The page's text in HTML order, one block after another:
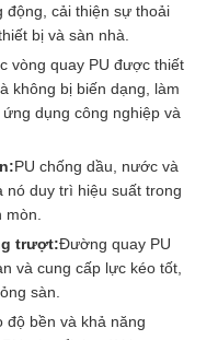
động, cải thiện sự thoải
bị và sàn nhà.
vòng quay PU được thiết
không bị biến dạng, làm
dụng công nghiệp và
PU chống dầu, nước và
nó duy trì hiệu suất trong
trượt:Đường quay PU
và cung cấp lực kéo tốt,
sàn.
độ bền và khả năng